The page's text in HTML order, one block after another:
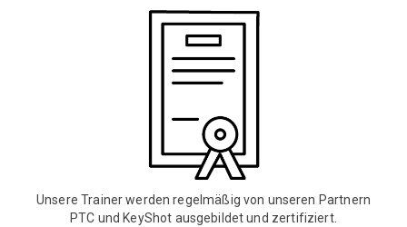
Unsere Trainer werden regelmäßig von unseren Partnern
PTC und KeyShot ausgebildet und zertifiziert.